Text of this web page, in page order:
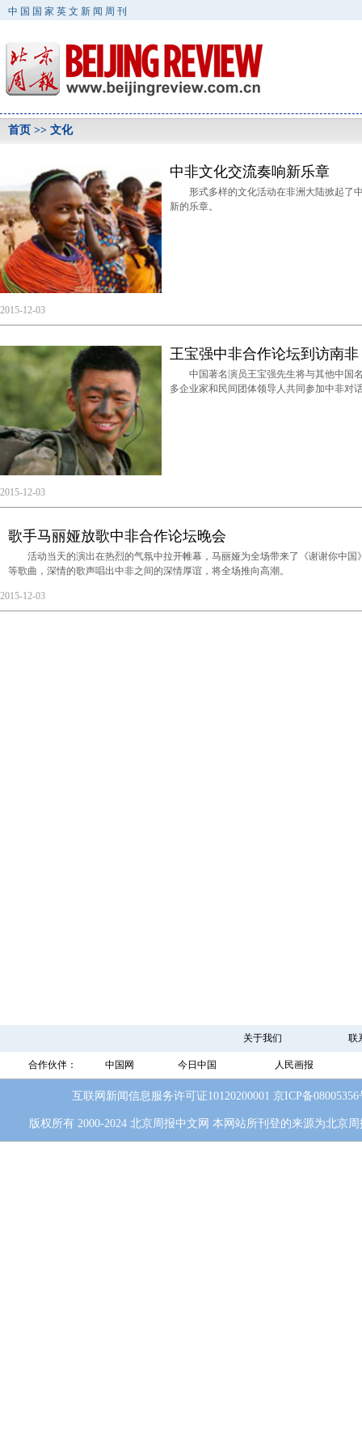
中国国家英文新闻周刊
首页 >> 文化
中非文化交流奏响新乐章
形式多样的文化活动在非洲大陆掀起了
新的乐章。
2015-12-03
王宝强中非合作论坛到访南非
中国著名演员王宝强先生将与其他中国
多企业家和民间团体领导人共同参加中非对
2015-12-03
歌手马丽娅放歌中非合作论坛晚会
活动当天的演出在热烈的气氛中拉开帷幕，马丽娅为全场带来了《谢谢你中国
等歌曲，深情的歌声唱出中非之间的深情厚谊，将全场推向高潮。
2015-12-03
关于我们 联
合作伙伴： 中国网 今日中国 人民画报
互联网新闻信息服务许可证10120200001 京ICP备08005356
版权所有 2000-2024 北京周报中文网 本网站所刊登的来源为北京